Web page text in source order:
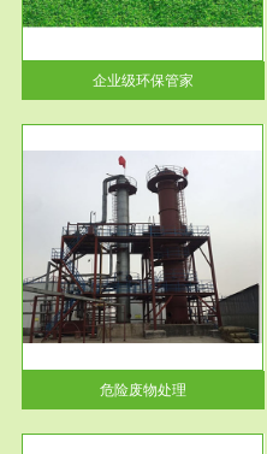
企业级环保管家
们在生产建设、日常生活和其他
活动中...
危险废物处理
服务范围
市政固废处理
蔚蓝生态环境科技所从事的市政
废物处理业务包括市政废物的处
理处...